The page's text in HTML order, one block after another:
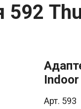
Арт. 593